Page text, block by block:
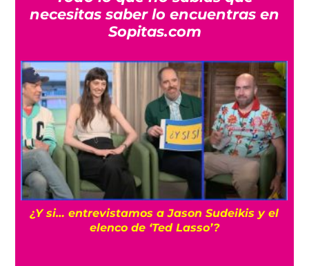
necesitas saber lo encuentras en
Sopitas.com
¿Y si… entrevistamos a Jason Sudeikis y el
elenco de ‘Ted Lasso’?